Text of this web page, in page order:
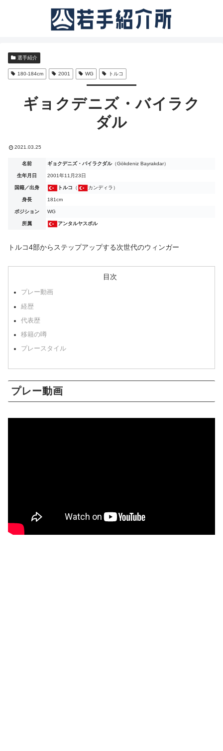
選手紹介
180-184cm 2001 WG トルコ
ギョクデニズ・バイラク
ダル
2021.03.25
名前 ギョクデニズ・バイラクダル（Gökdeniz Bayrakdar）
生年月日 2001年11月23日
国籍／出身 トルコ （ カンディラ）
身長 181cm
ポジション WG
所属 アンタルヤスポル
トルコ4部からステップアップする次世代のウィンガー
目次
プレー動画
経歴
代表歴
移籍の噂
プレースタイル
プレー動画